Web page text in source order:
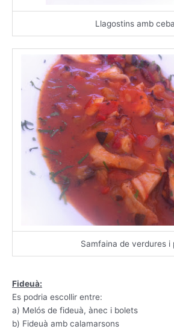
Llagostins amb ceba
Samfaina de verdures i
Fideuà:
Es podria escollir entre:
a) Melós de fideuà, ànec i bolets
b) Fideuà amb calamarsons